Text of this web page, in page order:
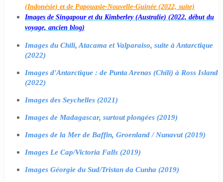
(Indonésie) et de Papouasie-Nouvelle-Guinée (2022, suite)
Images de Singapour et du Kimberley (Australie) (2022, début du
voyage, ancien blog)
Images du Chili, Atacama et Valparaiso, suite à Antarctique
(2022)
Images d'Antarctique : de Punta Arenas (Chili) à Ross Island
(2022)
Images des Seychelles (2021)
Images de Madagascar, surtout plongées (2019)
Images de la Mer de Baffin, Groenland / Nunavut (2019)
Images Le Cap/Victoria Falls (2019)
Images Géorgie du Sud/Tristan da Cunha (2019)